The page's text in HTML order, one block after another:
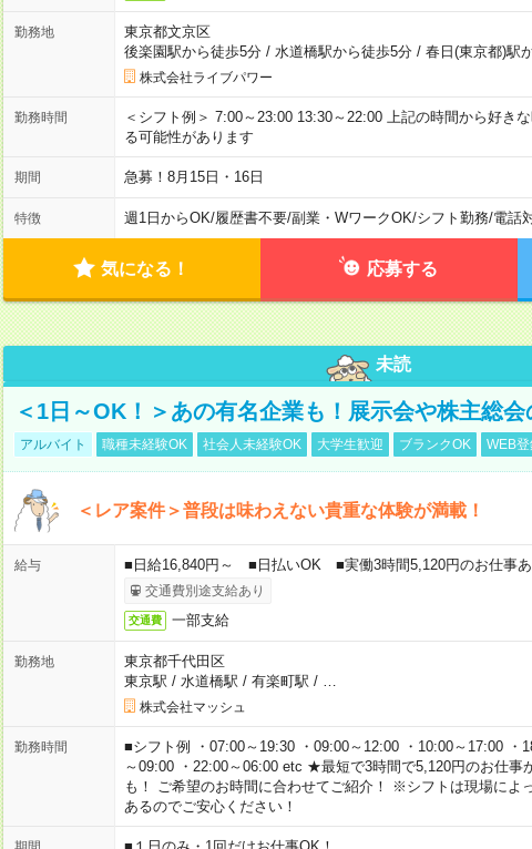
勤務地
東京都文京区
後楽園駅から徒歩5分/ 水道橋駅から徒歩5分/ 春日(東京都)駅
株式会社ライブパワー
勤務時間
＜シフト例＞ 7:00～23:00 13:30～22:00 上記の時間から好き
る可能性があります
期間 急募！8月15日・16日
特徴 週1日からOK/履歴書不要/副業・WワークOK/シフト勤務/電話
気になる！ 応募する
未読
＜1日～OK！＞あの有名企業も！展示会や株主総会
アルバイト 職種未経験OK 社会人未経験OK 大学生歓迎 ブランクOK WEB
＜レア案件＞普段は味わえない貴重な体験が満載！
給与 ■日給16,840円～ ■日払いOK ■実働3時間5,120円のお仕事あ
交通費別途支給あり
交通費 一部支給
勤務地
東京都千代田区
東京駅 / 水道橋駅 / 有楽町駅 /
株式会社マッシュ
勤務時間
■シフト例 ・07:00～19:30 ・09:00～12:00 ・10:00～17:00 ・
～09:00 ・22:00～06:00 etc ★最短で3時間で5,120円のお仕事
も！ ご希望のお時間に合わせてご紹介！ ※シフトは現場に
あるのでご安心ください！